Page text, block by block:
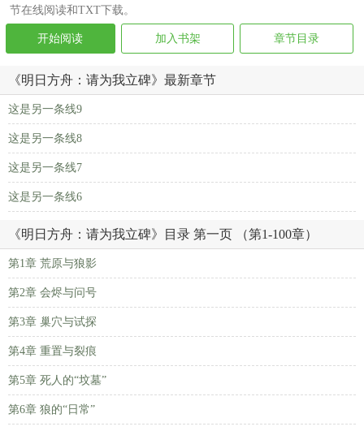
节在线阅读和TXT下载。
开始阅读 加入书架 章节目录
《明日方舟：请为我立碑》最新章节
这是另一条线9
这是另一条线8
这是另一条线7
这是另一条线6
《明日方舟：请为我立碑》目录 第一页 （第1-100章）
第1章 荒原与狼影
第2章 会烬与问号
第3章 巢穴与试探
第4章 重置与裂痕
第5章 死人的“坟墓”
第6章 狼的“日常”